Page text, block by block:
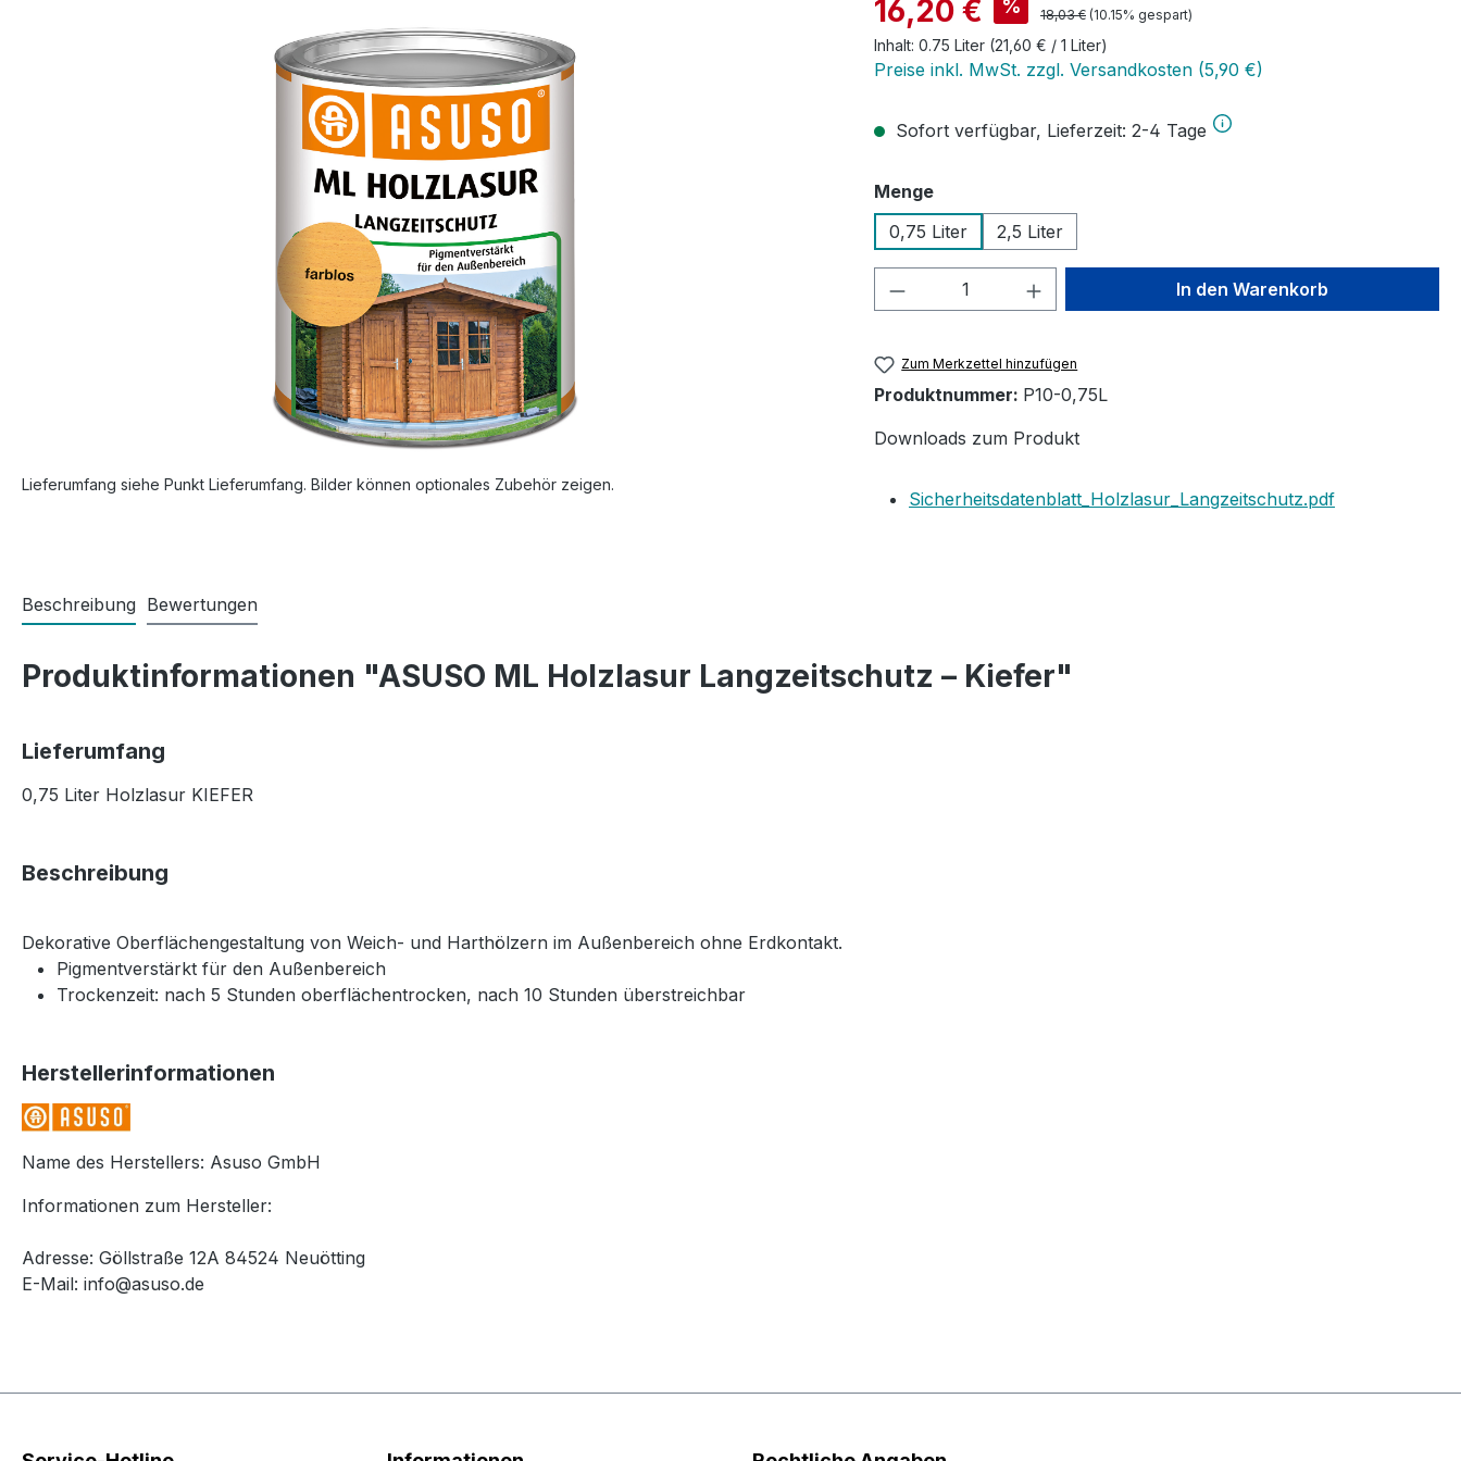
Lieferumfang siehe Punkt Lieferumfang. Bilder können optionales Zubehör zeigen.
16,20 € % Regulärer Preis:
18,03 € (10.15% gespart)
Inhalt: 0.75 Liter (21,60 € / 1 Liter)
Preise inkl. MwSt. zzgl. Versandkosten (5,90 €)
Sofort verfügbar, Lieferzeit: 2-4 Tage
Mengeauswählen
0,75 Liter
2,5 Liter
Produkt Anzahl: Gib den gewünschten Wert
In den Warenkorb
Zum Merkzettel hinzufügen
Produktnummer: P10-0,75L
Downloads zum Produkt
Sicherheitsdatenblatt_Holzlasur_Langzeitschutz.pdf
Beschreibung Bewertungen
Produktinformationen "ASUSO ML Holzlasur Langzeitschutz – Kiefer"
Lieferumfang
0,75 Liter Holzlasur KIEFER
Beschreibung
Dekorative Oberflächengestaltung von Weich- und Harthölzern im Außenbereich ohne Erdkontakt.
Pigmentverstärkt für den Außenbereich
Trockenzeit: nach 5 Stunden oberflächentrocken, nach 10 Stunden überstreichbar
Herstellerinformationen
Name des Herstellers: Asuso GmbH
Informationen zum Hersteller:
Adresse: Göllstraße 12A 84524 Neuötting
E-Mail: info@asuso.de